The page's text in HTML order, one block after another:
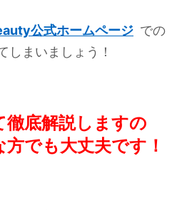
公式ホームページ での
しまいましょう！
徹底解説しますの
でも大丈夫です！